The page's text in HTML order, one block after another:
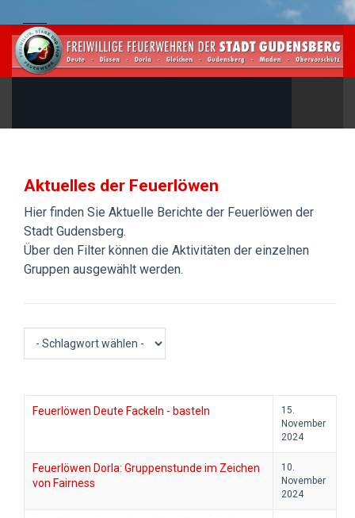
Aktuelles der Feuerlöwen
Hier finden Sie Aktuelle Berichte der Feuerlöwen der
Stadt Gudensberg.
Über den Filter können die Aktivitäten der einzelnen
Gruppen ausgewählt werden.
Feuerlöwen Deute Fackeln - basteln
15.
November
2024
Feuerlöwen Dorla: Gruppenstunde im Zeichen
von Fairness
10.
November
2024